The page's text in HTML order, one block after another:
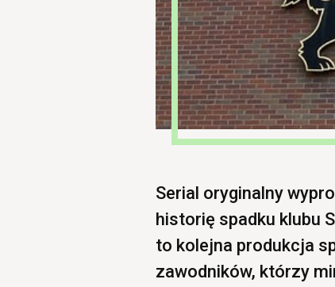
Serial oryginalny
historię spadku klubu
to kolejna produkcja
zawodników, którzy